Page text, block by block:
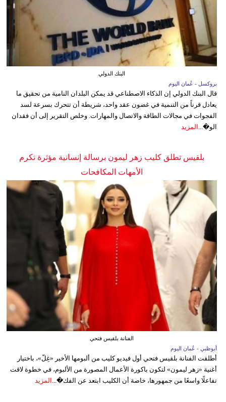
البنك الدولي
بروكسل - عُمان اليوم
قال البنك الدولي إن الذكاء الاصطناعي قد يمكن البلدان النامية من تحقيق ما
يعادل قرناً من التنمية في غضون عقد واحد، شريطة أن تتحرك بسرعة لسد
الفجوات في مجالات الطاقة والاتصال والمهارات. وخلص التقرير إلى أن فقدان
الو�... المزيد
بلقيس تطلق كليب زهر ليمون برسالة إنسانية مؤثرة تكرم
الأمهات المكافحات
الفنانة بلقيس فتحي
أبوظبي - عُمان اليوم
أطلقت الفنانة بلقيس فتحي أول فيديو كليب من ألبومها الأخير «غِلّ»، باختيار
أغنية «زهر ليمون» لتكون باكورة الأعمال المصورة من الألبوم، في خطوة لاقت
تفاعلًا واسعًا من جمهورها، خاصة أن الكليب ابتعد عن الفك�... المزيد